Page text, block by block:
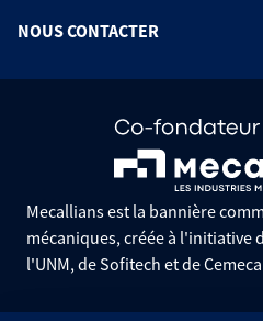
NOUS CONTACTER
Mecallians est la bannière
mécaniques, créée à l'initiative
l'UNM, de Sofitech et de